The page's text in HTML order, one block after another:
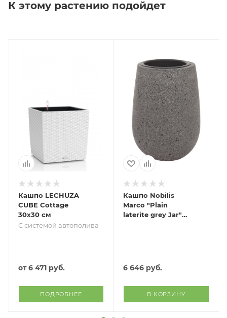
К этому растению подойдет
Кашпо LECHUZA
CUBE Cottage
30х30 см
С системой автополива
от6 471 руб.
ПОДРОБНЕЕ
Кашпо Nobilis
Marco "Plain
laterite grey Jar"
6 646 руб.
В КОРЗИНУ